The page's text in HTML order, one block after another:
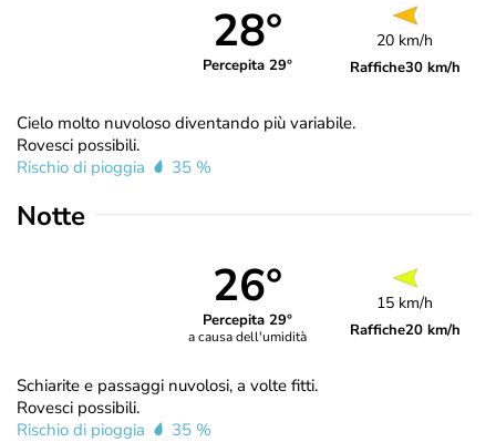
28°
Percepita 29°
20 km/h
Raffiche30 km/h
Cielo molto nuvoloso diventando più variabile.
Rovesci possibili.
Rischio di pioggia
35 %
Notte
26°
Percepita 29°
a causa dell'umidità
15 km/h
Raffiche20 km/h
Schiarite e passaggi nuvolosi, a volte fitti.
Rovesci possibili.
Rischio di pioggia
35 %